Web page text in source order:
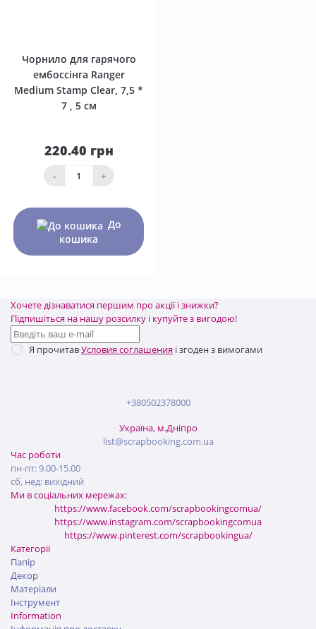
Чорнило для гарячого
ембоссінга Ranger
Medium Stamp Clear, 7,5 *
7 , 5 см
220.40 грн
- +
До
кошика
Хочете дізнаватися першим про акції і знижки?
Підпишіться на нашу розсилку і купуйте з вигодою!
Я прочитавУсловия соглашения і згоден з вимогами
+380502378000
Україна, м.Дніпро
list@scrapbooking.com.ua
Категорії
Папір
Декор
Матеріали
Інструмент
Information
Час роботи
пн-пт: 9.00-15.00
сб, нед: вихідний
Ми в соціальних мережах:
https://www.facebook.com/scrapbookingcomua/
https://www.instagram.com/scrapbookingcomua
https://www.pinterest.com/scrapbookingua/